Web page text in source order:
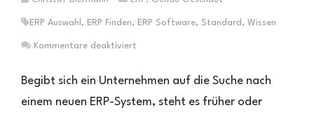
ERP Auswahl , ERP Finden, ERP Software, Standard , Wissen
Kommentare deaktiviert
im
–
Begibt sich ein Unternehmen auf die Suche nach
einem neuen ERP-System, steht es früher oder